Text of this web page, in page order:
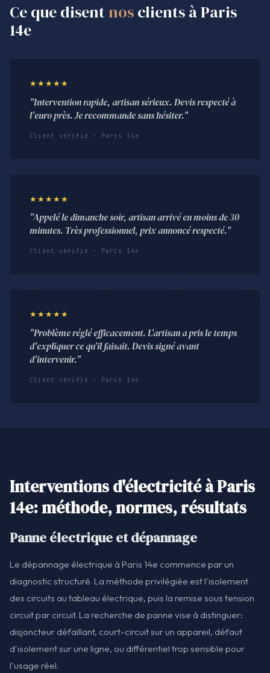
Ce que disent nosclients à Paris
14e
★★★★★
"Intervention rapide, artisan sérieux. Devis respecté à
l'euro près. Je recommande sans hésiter."
Client vérifié · Paris 14e
★★★★★
"Appelé le dimanche soir, artisan arrivé en moins de 30
minutes. Très professionnel, prix annoncé respecté."
Client vérifié · Paris 14e
★★★★★
"Problème réglé efficacement. L'artisan a pris le temps
d'expliquer ce qu'il faisait. Devis signé avant
d'intervenir."
Client vérifié · Paris 14e
Interventions d'électricité à Paris
14e: méthode, normes, résultats
Panne électrique et dépannage
Le dépannage électrique à Paris 14e commence par un
diagnostic structuré. La méthode privilégiée est l'isolement
des circuits au tableau électrique, puis la remise sous tension
circuit par circuit. La recherche de panne vise à distinguer:
disjoncteur défaillant, court-circuit sur un appareil, défaut
d'isolement sur une ligne, ou différentiel trop sensible pour
l'usage réel.